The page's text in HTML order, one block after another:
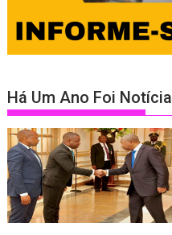
Há Um Ano Foi Notícia